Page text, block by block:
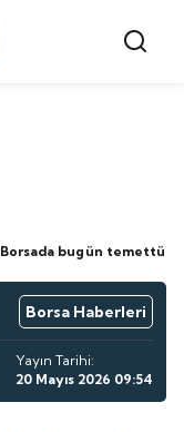
Borsada bugün temettü
Borsa Haberleri
Yayın Tarihi:
20 Mayıs 2026 09:54